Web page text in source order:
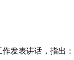
表讲话，指出